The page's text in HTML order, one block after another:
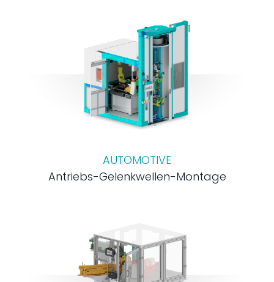
AUTOMOTIVE
Antriebs-Gelenkwellen-Montage